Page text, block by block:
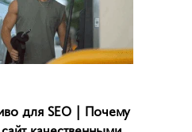
для SEO | Почему